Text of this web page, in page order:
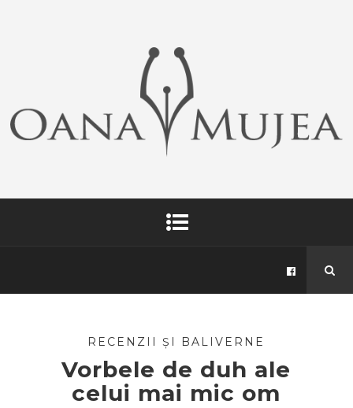
RECENZII ȘI BALIVERNE
Vorbele de duh ale
celui mai mic om